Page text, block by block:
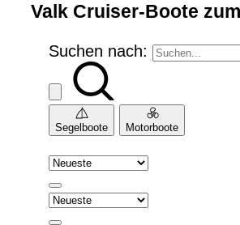
Valk Cruiser-Boote
Suchen nach:
Segelboote Motorboote